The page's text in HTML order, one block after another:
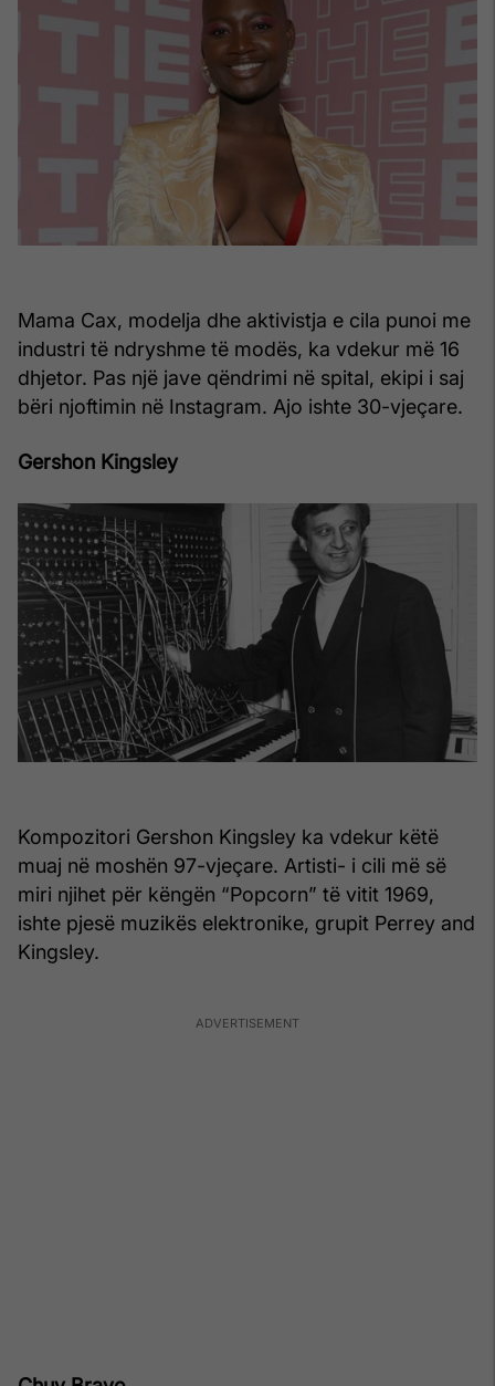
Mama Cax, modelja dhe aktivistja e cila punoi me
industri të ndryshme të modës, ka vdekur më 16
dhjetor. Pas një jave qëndrimi në spital, ekipi i saj
bëri njoftimin në Instagram. Ajo ishte 30-vjeçare.
Gershon Kingsley
Kompozitori Gershon Kingsley ka vdekur këtë
muaj në moshën 97-vjeçare. Artisti- i cili më së
miri njihet për këngën “Popcorn” të vitit 1969,
ishte pjesë muzikës elektronike, grupit Perrey and
Kingsley.